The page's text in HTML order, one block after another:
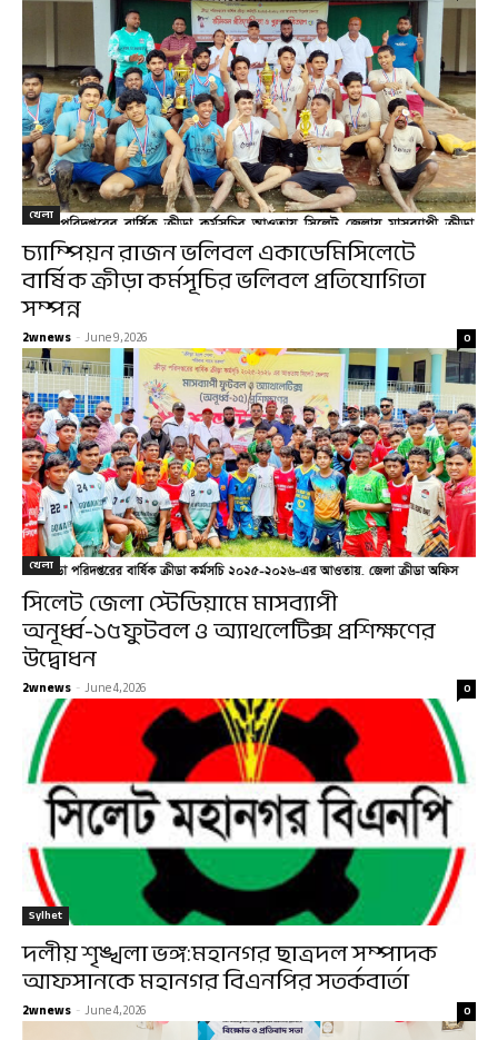
খেলা
চ্যাম্পিয়ন রাজন ভলিবল একাডেমিসিলেটে
বার্ষিক ক্রীড়া কর্মসূচির ভলিবল প্রতিযোগিতা
সম্পন্ন
2wnews -June 9, 2026 0
খেলা
সিলেট জেলা স্টেডিয়ামে মাসব্যাপী
অনূর্ধ্ব-১৫ফুটবল ও অ্যাথলেটিক্স প্রশিক্ষণের
উদ্বোধন
2wnews -June 4, 2026 0
Sylhet
দলীয় শৃঙ্খলা ভঙ্গ:মহানগর ছাত্রদল সম্পাদক
আফসানকে মহানগর বিএনপির সতর্কবার্তা
2wnews -June 4, 2026 0